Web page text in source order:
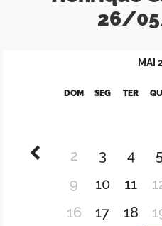
26/
MAI
DOM SEG TER
2
3 4
9
10 11
16
17 18